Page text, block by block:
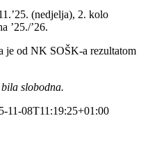
(nedjelja), 2. kolo
’25./’26.
od NK SOŠK-a rezultatom
slobodna.
11-08T11:19:25+01:00